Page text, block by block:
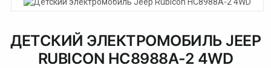
ДЕТСКИЙ ЭЛЕКТРОМОБИЛЬ JEEP
RUBICON HC8988A-2 4WD